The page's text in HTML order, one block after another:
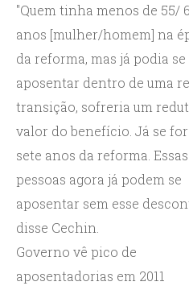
"Quem tinha menos de 55/
anos [mulher/homem] na
da reforma, mas já podia se
aposentar dentro de uma
transição, sofreria um
valor do benefício. Já se
sete anos da reforma. Essas
pessoas agora já podem se
aposentar sem esse
disse Cechin.
Governo vê pico de
aposentadorias em 2011